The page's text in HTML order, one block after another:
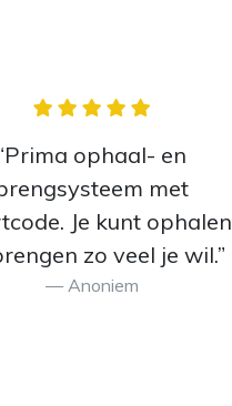
ophaal- en
met
Je kunt ophalen
zo veel je wil.”
Anoniem